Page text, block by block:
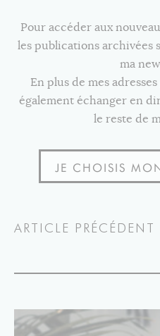
Pour accéder aux
les publications archivées
ma
En plus de mes
également échanger en
le reste de
JE CHOISIS
ARTICLE PRÉCÉDENT